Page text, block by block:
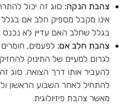
צהבת הנקה: סוג זה יכול
אינו מקבל מספיק חלב אם
בגלל שחלב האם עדיין לא
צהבת חלב אם: לפעמים, חומרים
לגרום למעיים של התינוק להחזיק
להעביר אותו דרך הצואה. סוג
להתחיל לאחר השבוע הראשון
מאשר צהבת פיזיולוגית.